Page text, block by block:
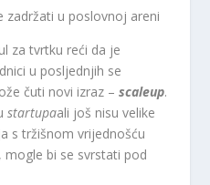
zadržati u poslovnoj areni
za tvrtku reći da je
u posljednjih se
čuti novi izraz –scaleup.
startupaali još nisu velike
s tržišnom vrijednošću
bi se svrstati pod